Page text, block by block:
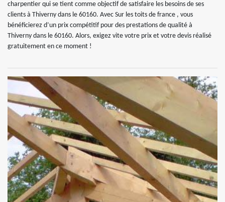
charpentier qui se tient comme objectif de satisfaire les besoins de ses
clients à Thiverny dans le 60160. Avec Sur les toits de france , vous
bénéficierez d’un prix compétitif pour des prestations de qualité à
Thiverny dans le 60160. Alors, exigez vite votre prix et votre devis réalisé
gratuitement en ce moment !